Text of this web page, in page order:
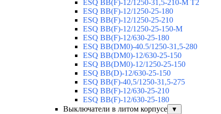
ESQ BB(F)-12/1250-31,5-210-М T2
ESQ BB(F)-12/1250-25-180
ESQ ВВ(F)-12/1250-25-210
ESQ ВВ(F)-12/1250-25-150-М
ESQ BB(F)-12/630-25-180
ESQ ВВ(DM0)-40.5/1250-31,5-280
ESQ ВВ(DM0)-12/630-25-150
ESQ ВВ(DM0)-12/1250-25-150
ESQ BB(D)-12/630-25-150
ESQ ВВ(F)-40,5/1250-31,5-275
ESQ ВВ(F)-12/630-25-210
ESQ ВВ(F)-12/630-25-180
Выключатели в литом корпусе
▼